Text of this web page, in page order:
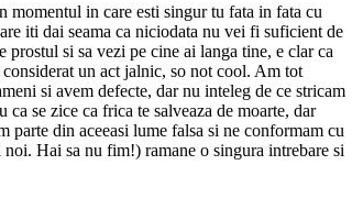
momentul in care esti singur tu fata in fata cu
iti dai seama ca niciodata nu vei fi suficient de
si sa vezi pe cine ai langa tine, e clar ca
un act jalnic, so not cool. Am tot
si avem defecte, dar nu inteleg de ce stricam
se zice ca frica te salveaza de moarte, dar
parte din aceeasi lume falsa si ne conformam cu
Hai sa nu fim!) ramane o singura intrebare si